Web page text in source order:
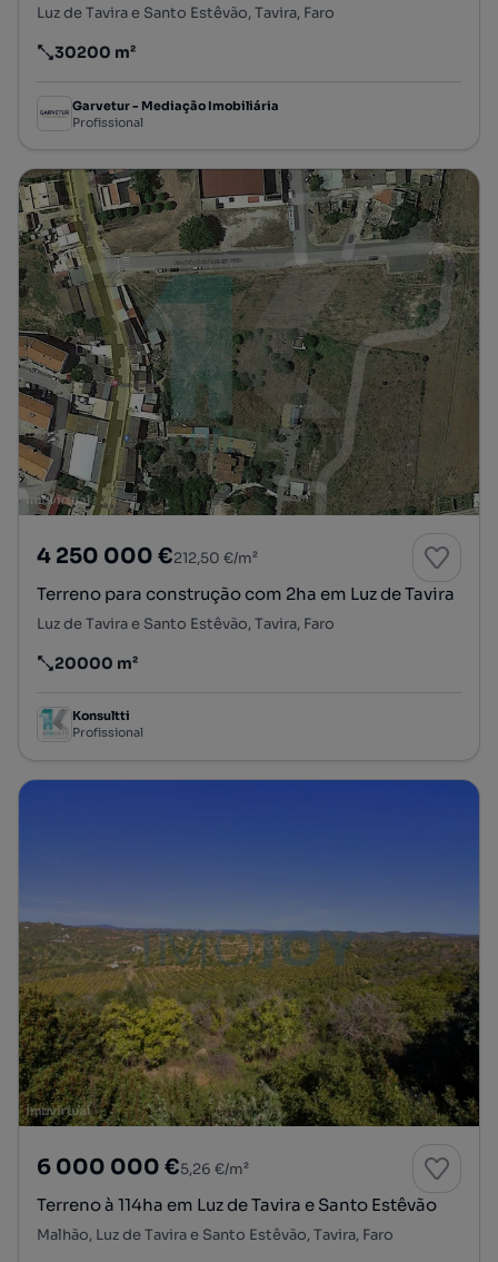
Luz de Tavira e Santo Estêvão, Tavira, Faro
Preço por metro quadrado
30200 m²
Garvetur - Mediação Imobiliária
Profissional
4 250 000 €212,50 €/m²
Terreno para construção com 2ha em Luz de Tavira
Luz de Tavira e Santo Estêvão, Tavira, Faro
Preço por metro quadrado
20000 m²
Konsultti
Profissional
6 000 000 €5,26 €/m²
Terreno à 114ha em Luz de Tavira e Santo Estêvão
Malhão, Luz de Tavira e Santo Estêvão, Tavira, Faro